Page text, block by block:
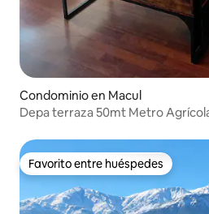
Condominio en Macul
Depa terraza 50mt Metro
Favorito entre huéspedes
Favorito entre huéspedes